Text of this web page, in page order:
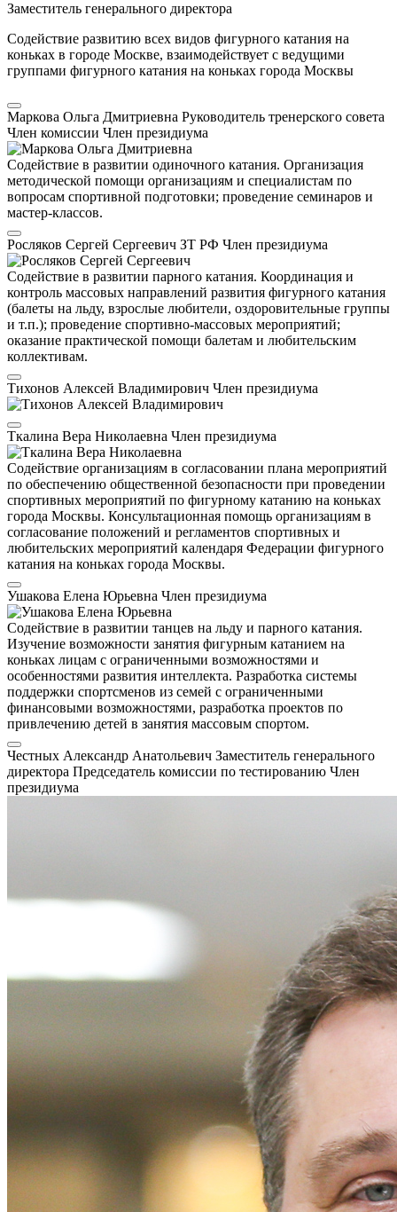
Заместитель генерального директора
Содействие развитию всех видов фигурного катания на
коньках в городе Москве, взаимодействует с ведущими
группами фигурного катания на коньках города Москвы
Маркова Ольга Дмитриевна Руководитель тренерского совета
Член комиссии Член президиума
Содействие в развитии одиночного катания. Организация
методической помощи организациям и специалистам по
вопросам спортивной подготовки; проведение семинаров и
мастер-классов.
Росляков Сергей Сергеевич ЗТ РФ Член президиума
Содействие в развитии парного катания. Координация и
контроль массовых направлений развития фигурного катания
(балеты на льду, взрослые любители, оздоровительные группы
и т.п.); проведение спортивно-массовых мероприятий;
оказание практической помощи балетам и любительским
коллективам.
Тихонов Алексей Владимирович Член президиума
Ткалина Вера Николаевна Член президиума
Содействие организациям в согласовании плана мероприятий
по обеспечению общественной безопасности при проведении
спортивных мероприятий по фигурному катанию на коньках
города Москвы. Консультационная помощь организациям в
согласование положений и регламентов спортивных и
любительских мероприятий календаря Федерации фигурного
катания на коньках города Москвы.
Ушакова Елена Юрьевна Член президиума
Содействие в развитии танцев на льду и парного катания.
Изучение возможности занятия фигурным катанием на
коньках лицам с ограниченными возможностями и
особенностями развития интеллекта. Разработка системы
поддержки спортсменов из семей с ограниченными
финансовыми возможностями, разработка проектов по
привлечению детей в занятия массовым спортом.
Честных Александр Анатольевич Заместитель генерального
директора Председатель комиссии по тестированию Член
президиума